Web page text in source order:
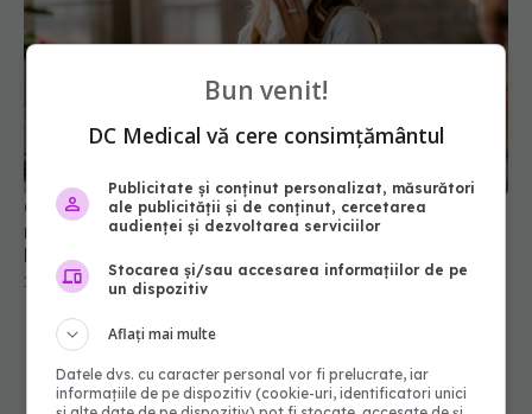
Ce se întâmplă dacă sinuzita este lăsată
netratată. Care sunt simptomele și când să mergi
la doctor
17 dec 2023, 21:41
Bun venit!
DC Medical vă cere consimțământul
Publicitate și conținut personalizat, măsurători
ale publicității și de conținut, cercetarea
audienței și dezvoltarea serviciilor
Stocarea și/sau accesarea informațiilor de pe
un dispozitiv
Aflați mai multe
Datele dvs. cu caracter personal vor fi prelucrate, iar
informațiile de pe dispozitiv (cookie-uri, identificatori unici